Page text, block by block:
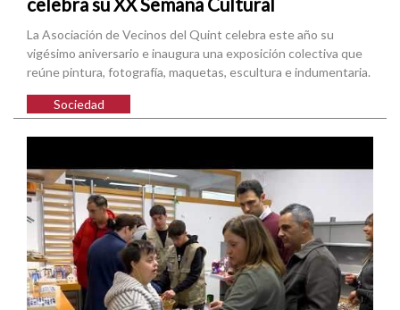
La Asociación de Vecinos del Quint celebra este año su
vigésimo aniversario e inaugura una exposición colectiva que
reúne pintura, fotografía, maquetas, escultura e indumentaria.
Sociedad